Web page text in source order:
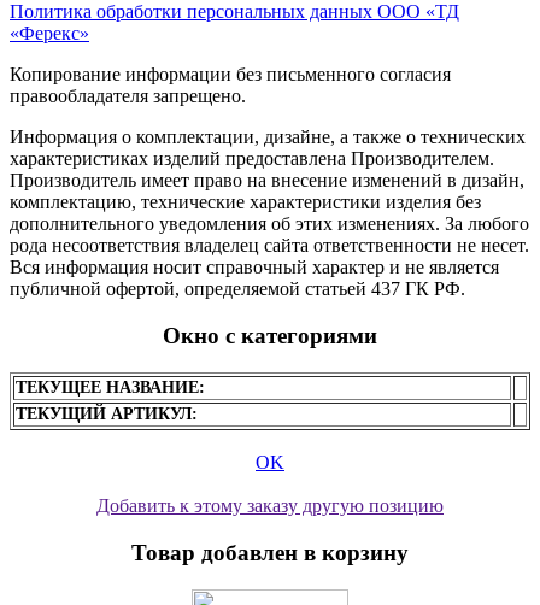
Политика обработки персональных данных ООО «ТД
«Ферекс»
Копирование информации без письменного согласия
правообладателя запрещено.
Информация о комплектации, дизайне, а также о технических
характеристиках изделий предоставлена Производителем.
Производитель имеет право на внесение изменений в дизайн,
комплектацию, технические характеристики изделия без
дополнительного уведомления об этих изменениях. За любого
рода несоответствия владелец сайта ответственности не несет.
Вся информация носит справочный характер и не является
публичной офертой, определяемой статьей 437 ГК РФ.
Окно с категориями
ТЕКУЩЕЕ НАЗВАНИЕ:
ТЕКУЩИЙ АРТИКУЛ:
OK
Добавить к этому заказу другую позицию
Товар добавлен в корзину